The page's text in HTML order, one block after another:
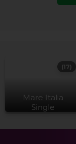
Mare Italia
Single
(17)